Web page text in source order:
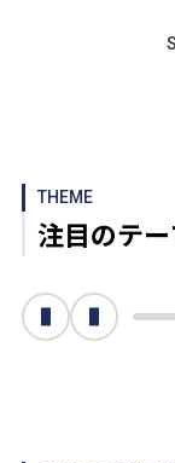
THEME
注目のテ